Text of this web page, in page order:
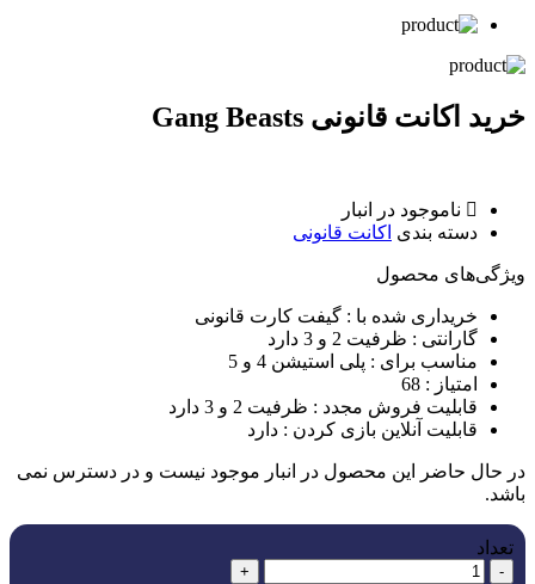
خرید اکانت قانونی Gang Beasts
ناموجود در انبار
دسته بندی اکانت قانونی
ویژگی‌های ﻣﺤﺼﻮل
خریداری شده با : گیفت کارت قانونی
گارانتی : ظرفیت 2 و 3 دارد
مناسب برای : پلی استیشن 4 و 5
امتیاز : 68
قابلیت فروش مجدد : ظرفیت 2 و 3 دارد
قابلیت آنلاین بازی کردن : دارد
در حال حاضر این محصول در انبار موجود نیست و در دسترس نمی
باشد.
تعداد
-
+